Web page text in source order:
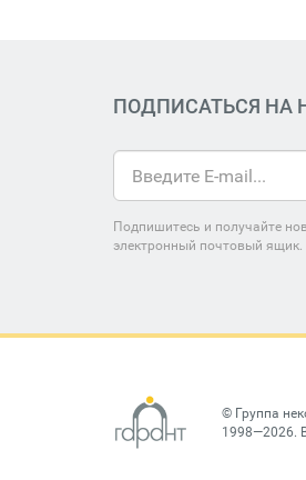
ПОДПИСАТЬСЯ НА
Подпишитесь и получайте
электронный почтовый ящик.
© Группа
1998—2026.